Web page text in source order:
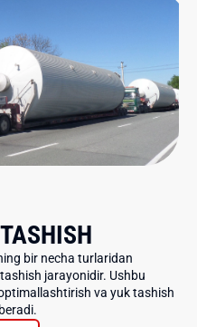
bir necha turlaridan
jarayonidir. Ushbu
va yuk tashish